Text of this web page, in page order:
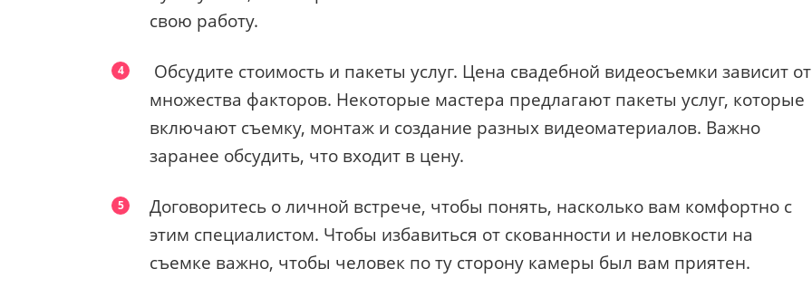
свою работу.
Обсудите стоимость и пакеты услуг. Цена свадебной видеосъемки зависит от
множества факторов. Некоторые мастера предлагают пакеты услуг, которые
включают съемку, монтаж и создание разных видеоматериалов. Важно
заранее обсудить, что входит в цену.
Договоритесь о личной встрече, чтобы понять, насколько вам комфортно с
этим специалистом. Чтобы избавиться от скованности и неловкости на
съемке важно, чтобы человек по ту сторону камеры был вам приятен.